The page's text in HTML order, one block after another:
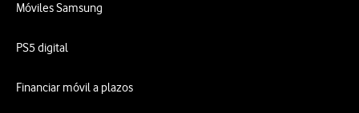
Móviles Samsung
PS5 digital
Financiar móvil a plazos